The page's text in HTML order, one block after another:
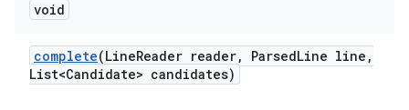
void
complete(LineReader reader, ParsedLine line ,
List<Candidate> candidates)